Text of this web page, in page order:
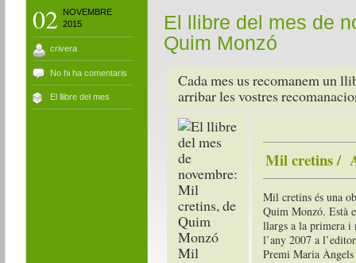
02
NOVEMBRE
2015
crivera
No hi ha comentaris
El llibre del mes
El llibre del mes de
Quim Monzó
Cada mes us recomanem un
arribar les vostres
Mil
Mil cretins /
Mil cretins és una
Quim Monzó. Està
llargs a la primera i
l’any 2007 a
Premi Maria Àngels